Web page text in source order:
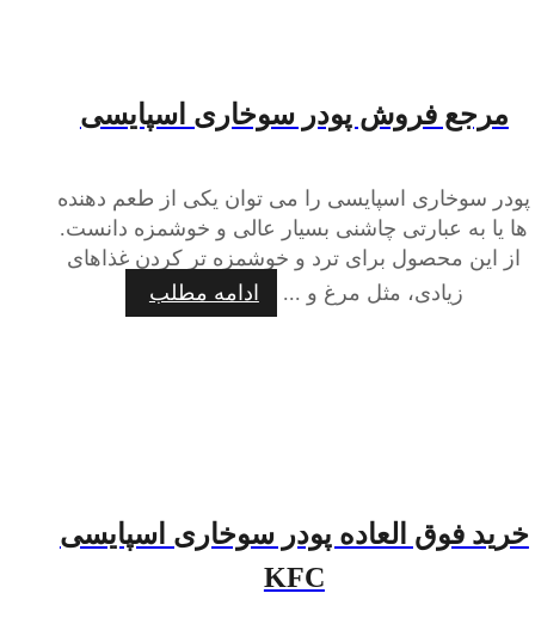
مرجع فروش پودر سوخاری اسپایسی
پودر سوخاری اسپایسی را می توان یکی از طعم دهنده
ها یا به عبارتی چاشنی بسیار عالی و خوشمزه دانست.
از این محصول برای ترد و خوشمزه تر کردن غذاهای
زیادی، مثل مرغ و ...
ادامه مطلب
خرید فوق العاده پودر سوخاری اسپایسی
KFC